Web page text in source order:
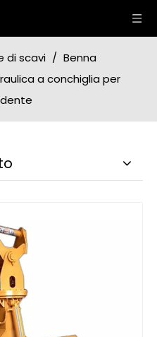
di scavi / Benna
a conchiglia per